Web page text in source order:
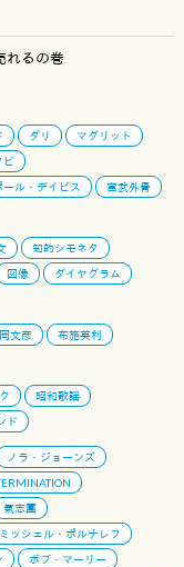
れるの巻
ダリ
マグリット
ビ
ール・デイビス
宮武外骨
知的シモネタ
図像
ダイヤグラム
文彦
布施英利
昭和歌謡
ド
ノラ・ジョーンズ
氣志團
ミッシェル・ポルナレフ
ボブ・マーリー